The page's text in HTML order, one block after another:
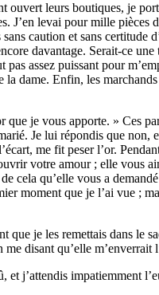
leurs boutiques, je
J’en levai pour mille
caution et sans
davantage. Serait-ce
pas assez puissant pour
la dame. Enfin, les
que je vous apporte. » Ces
Je lui répondis que
me fit peser l’or.
votre amour ; elle vous
cela qu’elle vous a
moment que je l’ai vue ;
que je les remettais dans le
disant qu’elle
et j’attendis impatiemment